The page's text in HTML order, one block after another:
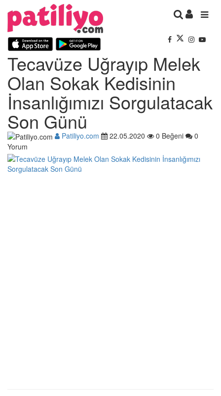
Tecavüze Uğrayıp Melek
Olan Sokak Kedisinin
İnsanlığımızı Sorgulatacak
Son Günü
Patiliyo.com 22.05.2020 0 Beğeni
0
Yorum